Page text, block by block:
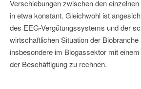
Verschiebungen zwischen den
in etwa konstant. Gleichwohl ist
des EEG-Vergütungssystems und der
wirtschaftlichen Situation der Biobranche
insbesondere im Biogassektor mit
der Beschäftigung zu rechnen.